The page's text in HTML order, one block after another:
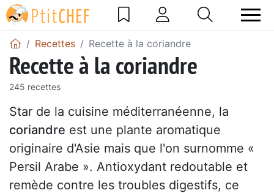
Recettes Recette à la coriandre
Recette à la coriandre
245 recettes
Star de la cuisine méditerranéenne, la
coriandre est une plante aromatique
originaire d'Asie mais que l'on surnomme «
Persil Arabe ». Antioxydant redoutable et
remède contre les troubles digestifs, ce